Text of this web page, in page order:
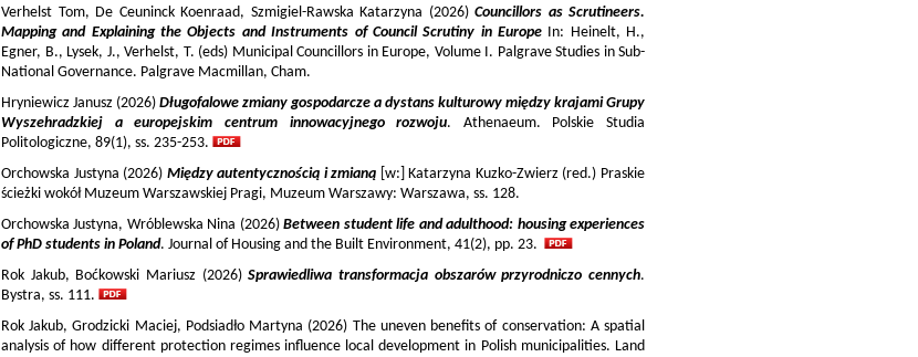
Verhelst Tom, De Ceuninck Koenraad, Szmigiel-Rawska Katarzyna (2026) Councillors as Scrutineers.
Mapping and Explaining the Objects and Instruments of Council Scrutiny in EuropeIn: Heinelt, H.,
Egner, B., Lysek, J., Verhelst, T. (eds) Municipal Councillors in Europe, Volume I. Palgrave Studies in Sub-
National Governance. Palgrave Macmillan, Cham.
Hryniewicz Janusz (2026) Długofalowe zmiany gospodarcze a dystans kulturowy między krajami Grupy
Wyszehradzkiej a europejskim centrum innowacyjnego rozwoju. Athenaeum. Polskie Studia
Politologiczne, 89(1), ss. 235-253.
Orchowska Justyna (2026) Między autentycznością i zmianą [w:] Katarzyna Kuzko-Zwierz (red.) Praskie
ścieżki wokół Muzeum Warszawskiej Pragi, Muzeum Warszawy: Warszawa, ss. 128.
Orchowska Justyna, Wróblewska Nina (2026)Between student life and adulthood: housing experiences
of PhD students in Poland. Journal of Housing and the Built Environment, 41(2), pp. 23.
Rok Jakub, Boćkowski Mariusz (2026)Sprawiedliwa transformacja obszarów przyrodniczo cennych.
Bystra, ss. 111.
Rok Jakub, Grodzicki Maciej, Podsiadło Martyna (2026) The uneven benefits of conservation: A spatial
analysis of how different protection regimes influence local development in Polish municipalities. Land